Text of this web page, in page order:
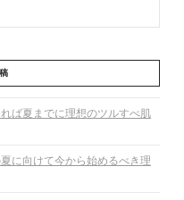
ば夏までに理想のツルすべ肌
に向けて今から始めるべき理